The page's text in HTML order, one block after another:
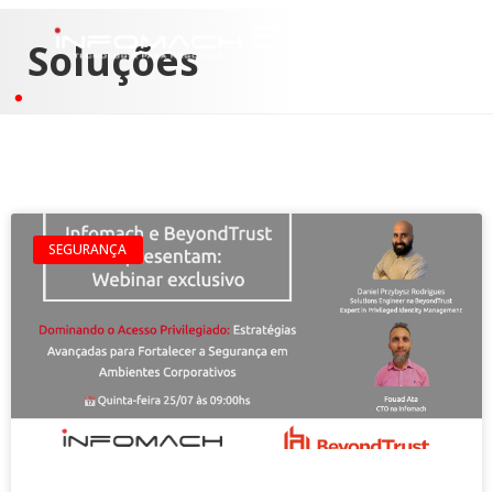
Soluções
SEGURANÇA